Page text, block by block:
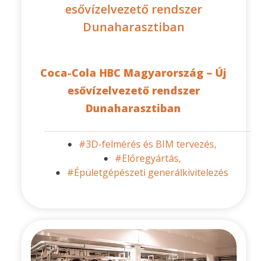
esővízelvezető rendszer
Dunaharasztiban
Coca-Cola HBC Magyarország – Új
esővízelvezető rendszer
Dunaharasztiban
#3D-felmérés és BIM tervezés,
#Előregyártás,
#Épületgépészeti generálkivitelezés